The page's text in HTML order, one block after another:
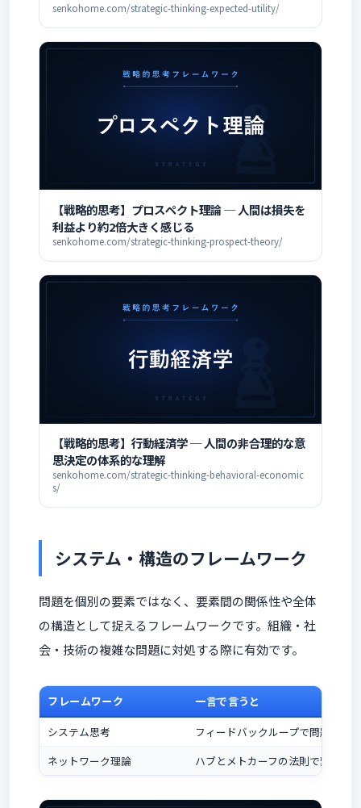
senkohome.com/strategic-thinking-expected-utility/
【戦略的思考】プロスペクト理論 ─ 人間は損失を
利益より約2倍大きく感じる
senkohome.com/strategic-thinking-prospect-theory/
【戦略的思考】行動経済学 ─ 人間の非合理的な意
思決定の体系的な理解
senkohome.com/strategic-thinking-behavioral-economic
s/
システム・構造のフレームワーク
問題を個別の要素ではなく、要素間の関係性や全体
の構造として捉えるフレームワークです。組織・社
会・技術の複雑な問題に対処する際に有効です。
フレームワーク
一言で言うと
システム思考
フィードバックループで問題の構
ネットワーク理論
ハブとメトカーフの法則で繋がり